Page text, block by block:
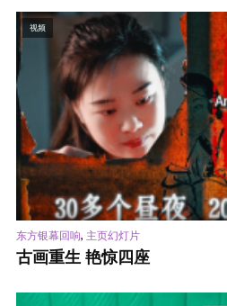
视频
东方银幕回响, 主页幻灯片
古画重生 艳惊四座